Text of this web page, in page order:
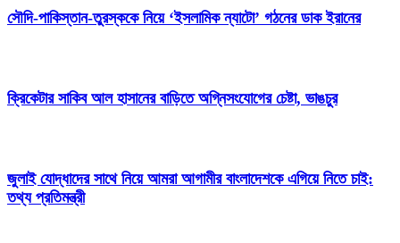
সৌদি-পাকিস্তান-তুরস্ককে নিয়ে ‘ইসলামিক ন্যাটো’ গঠনের ডাক ইরানের
ক্রিকেটার সাকিব আল হাসানের বাড়িতে অগ্নিসংযোগের চেষ্টা, ভাঙচুর
জুলাই যোদ্ধাদের সাথে নিয়ে আমরা আগামীর বাংলাদেশকে এগিয়ে নিতে চাই:
তথ্য প্রতিমন্ত্রী